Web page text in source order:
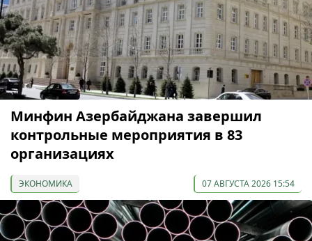
Минфин Азербайджана завершил
контрольные мероприятия в 83
организациях
ЭКОНОМИКА 07 АВГУСТА 2026 15:54